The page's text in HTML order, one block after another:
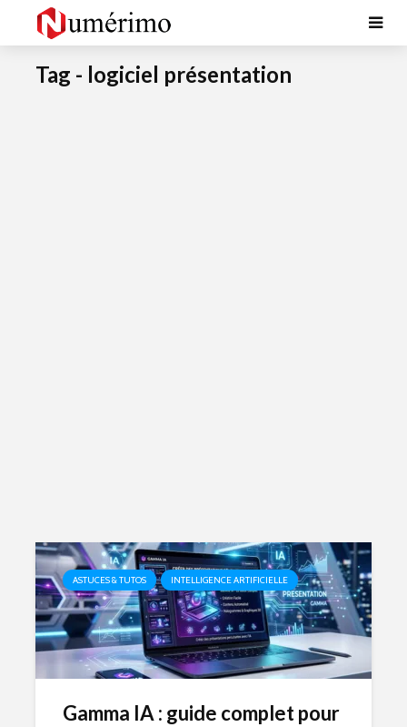
Tag - logiciel présentation
ASTUCES & TUTOS INTELLIGENCE ARTIFICIELLE
Gamma IA : guide complet pour